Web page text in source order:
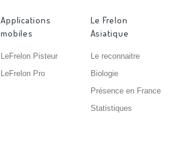
Applications
mobiles
LeFrelon Pisteur
LeFrelon Pro
Le Frelon
Asiatique
Le reconnaitre
Biologie
Présence en France
Statistiques